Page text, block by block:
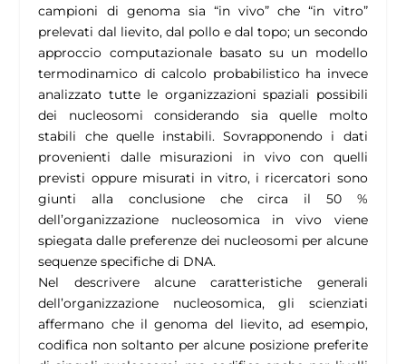
campioni di genoma sia “in vivo” che “in vitro”
prelevati dal lievito, dal pollo e dal topo; un secondo
approccio computazionale basato su un modello
termodinamico di calcolo probabilistico ha invece
analizzato tutte le organizzazioni spaziali possibili
dei nucleosomi considerando sia quelle molto
stabili che quelle instabili. Sovrapponendo i dati
provenienti dalle misurazioni in vivo con quelli
previsti oppure misurati in vitro, i ricercatori sono
giunti alla conclusione che circa il 50 %
dell’organizzazione nucleosomica in vivo viene
spiegata dalle preferenze dei nucleosomi per alcune
sequenze specifiche di DNA.
Nel descrivere alcune caratteristiche generali
dell’organizzazione nucleosomica, gli scienziati
affermano che il genoma del lievito, ad esempio,
codifica non soltanto per alcune posizione preferite